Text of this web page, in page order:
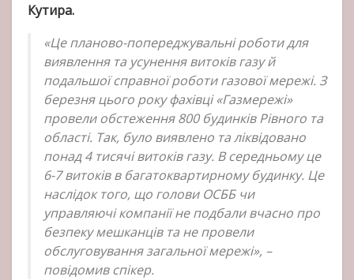
Кутира.
«Це планово-попереджувальні роботи для
виявлення та усунення витоків газу й
подальшої справної роботи газової мережі. З
березня цього року фахівці «Газмережі»
провели обстеження 800 будинків Рівного та
області. Так, було виявлено та ліквідовано
понад 4 тисячі витоків газу. В середньому це
6-7 витоків в багатоквартирному будинку. Це
наслідок того, що голови ОСББ чи
управляючі компанії не подбали вчасно про
безпеку мешканців та не провели
обслуговування загальної мережі», –
повідомив спікер.